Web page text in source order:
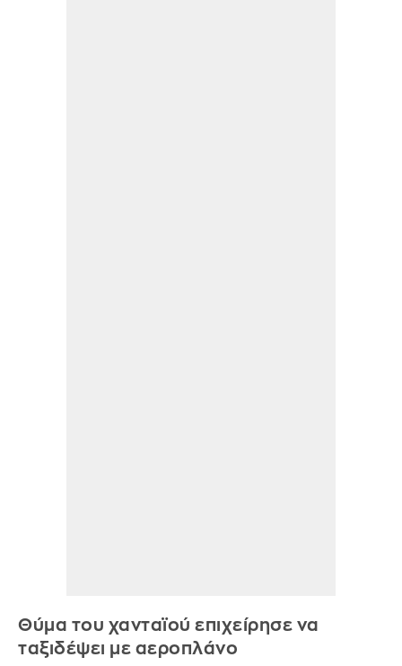
Θύμα του χανταϊού επιχείρησε να
ταξιδέψει με αεροπλάνο